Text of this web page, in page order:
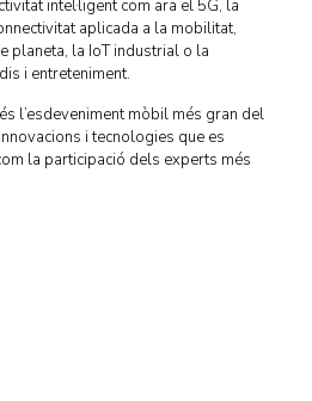
intel·ligent com ara el 5G, la
aplicada a la mobilitat,
planeta, la IoT industrial o la
i entreteniment.
l’esdeveniment mòbil més gran del
i tecnologies que es
la participació dels experts més